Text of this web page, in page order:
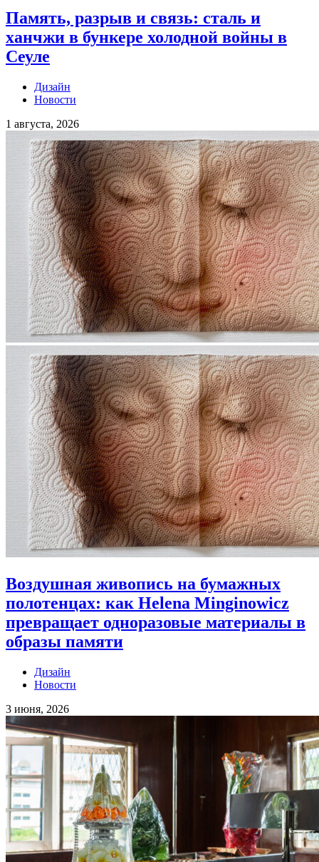
Память, разрыв и связь: сталь и
ханчжи в бункере холодной войны в
Сеуле
Дизайн
Новости
1 августа, 2026
Воздушная живопись на бумажных
полотенцах: как Helena Minginowicz
превращает одноразовые материалы в
образы памяти
Дизайн
Новости
3 июня, 2026